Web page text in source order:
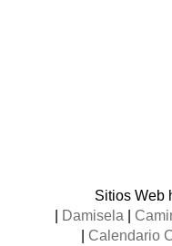
Sitios Web
Damisela
Calendario